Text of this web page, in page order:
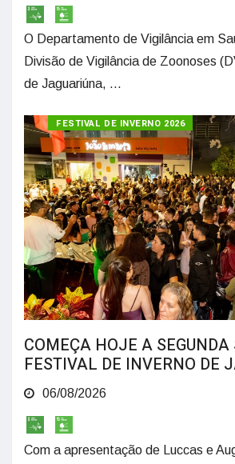
O Departamento de Vigilância em
Divisão de Vigilância de Zoonoses
de Jaguariúna, ...
FESTIVAL DE INVERNO 2026
COMEÇA HOJE A
FESTIVAL DE INVERNO DE
06/08/2026
Com a apresentação de Luccas e